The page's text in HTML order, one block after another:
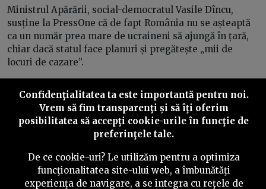
Ministrul Apărării, social-democratul Vasile Dîncu,
susține la PressOne că de fapt România nu se așteaptă
ca un număr prea mare de ucraineni să ajungă în țară,
chiar dacă statul face planuri și pregătește „mii de
locuri de cazare”.
Inapoi Inainte
©2026 PressOne.ro
Confidenţialitatea ta este importantă pentru noi.
Vrem să fim transparenţi și să îţi oferim
posibilitatea să accepţi cookie-urile în funcţie de
preferinţele tale.
De ce cookie-uri? Le utilizăm pentru a optimiza
funcţionalitatea site-ului web, a îmbunătăţi
experienţa de navigare, a se integra cu reţele de